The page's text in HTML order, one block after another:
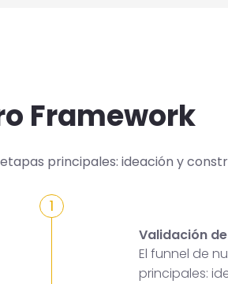
Framework
principales: ideación y
1
Validación
El funnel de
principales: